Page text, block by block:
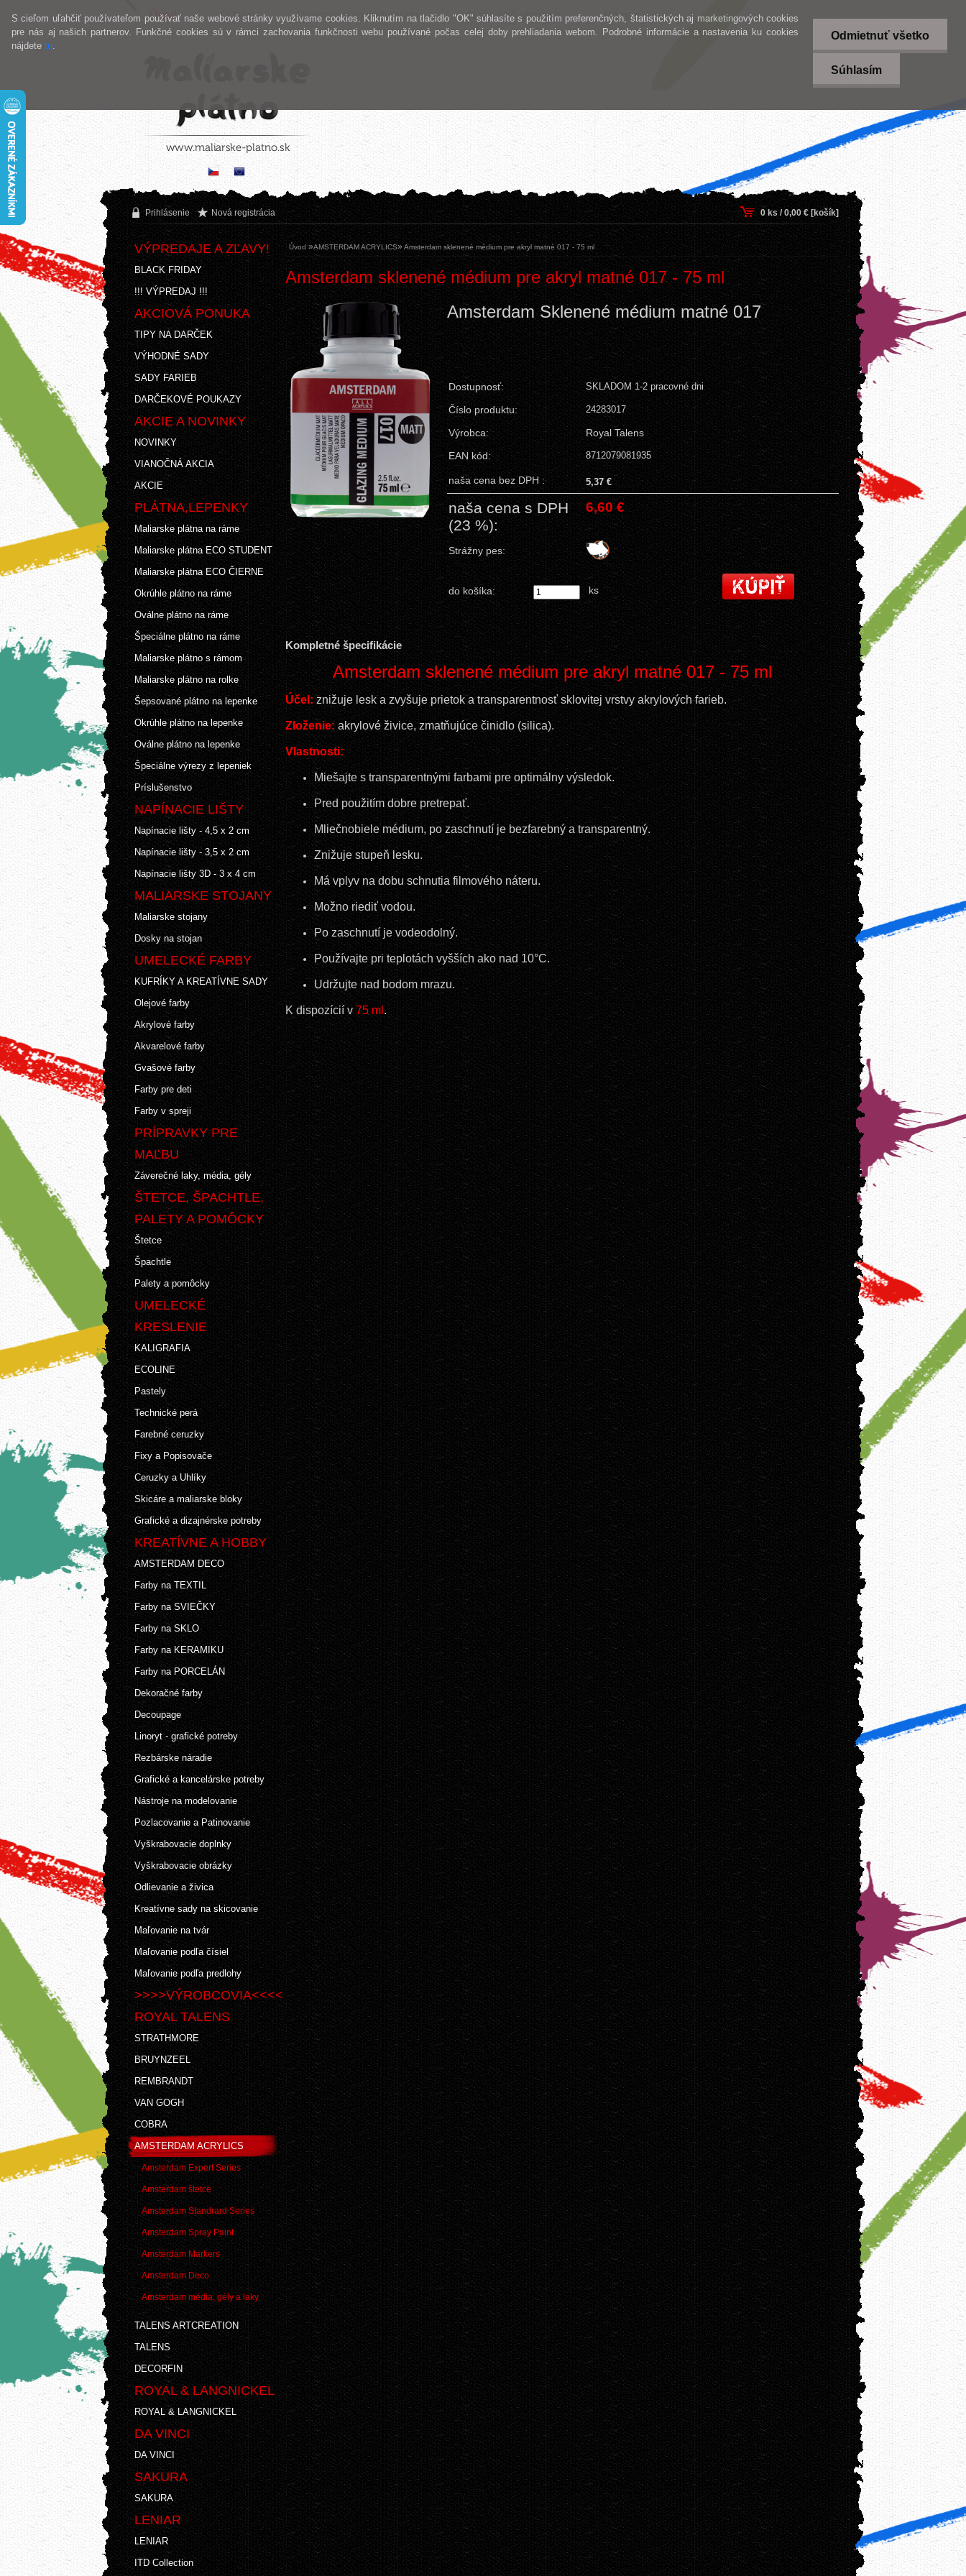
S cieľom uľahčiť používateľom používať naše webové stránky využívame cookies. Kliknutím na tlačidlo "OK" súhlasíte s použitím preferenčných, štatistických aj marketingových cookies
pre nás aj našich partnerov. Funkčné cookies sú v rámci zachovania funkčnosti webu používané počas celej doby prehliadania webom. Podrobné informácie a nastavenia ku cookies
nájdete tu.
Odmietnuť všetko
Súhlasím
Prihlásenie Nová registrácia 0 ks / 0,00 € [košík]
Úvod O Nás Doprava a metódy platby Naša tlač obrazov Pomoc
VÝPREDAJE A ZĽAVY!
BLACK FRIDAY
!!! VÝPREDAJ !!!
AKCIOVÁ PONUKA
TIPY NA DARČEK
VÝHODNÉ SADY
SADY FARIEB
DARČEKOVÉ POUKAZY
AKCIE A NOVINKY
NOVINKY
VIANOČNÁ AKCIA
AKCIE
PLÁTNA,LEPENKY
Maliarske plátna na ráme
Maliarske plátna ECO STUDENT
Maliarske plátna ECO ČIERNE
Okrúhle plátno na ráme
Oválne plátno na ráme
Špeciálne plátno na ráme
Maliarske plátno s rámom
Maliarske plátno na rolke
Šepsované plátno na lepenke
Okrúhle plátno na lepenke
Oválne plátno na lepenke
Špeciálne výrezy z lepeniek
Príslušenstvo
NAPÍNACIE LIŠTY
Napínacie lišty - 4,5 x 2 cm
Napínacie lišty - 3,5 x 2 cm
Napínacie lišty 3D - 3 x 4 cm
MALIARSKE STOJANY
Maliarske stojany
Dosky na stojan
UMELECKÉ FARBY
KUFRÍKY A KREATÍVNE SADY
Olejové farby
Akrylové farby
Akvarelové farby
Gvašové farby
Farby pre deti
Farby v spreji
PRÍPRAVKY PRE
MAĽBU
Záverečné laky, média, gély
ŠTETCE, ŠPACHTLE,
PALETY A POMÔCKY
Štetce
Špachtle
Palety a pomôcky
UMELECKÉ
KRESLENIE
KALIGRAFIA
ECOLINE
Pastely
Technické perá
Farebné ceruzky
Fixy a Popisovače
Ceruzky a Uhlíky
Skicáre a maliarske bloky
Grafické a dizajnérske potreby
KREATÍVNE A HOBBY
AMSTERDAM DECO
Farby na TEXTIL
Farby na SVIEČKY
Farby na SKLO
Farby na KERAMIKU
Farby na PORCELÁN
Dekoračné farby
Decoupage
Linoryt - grafické potreby
Rezbárske náradie
Grafické a kancelárske potreby
Nástroje na modelovanie
Pozlacovanie a Patinovanie
Vyškrabovacie doplnky
Vyškrabovacie obrázky
Odlievanie a živica
Kreatívne sady na skicovanie
Maľovanie na tvár
Maľovanie podľa čísiel
Maľovanie podľa predlohy
>>>>VÝROBCOVIA<<<<
ROYAL TALENS
STRATHMORE
BRUYNZEEL
REMBRANDT
VAN GOGH
COBRA
AMSTERDAM ACRYLICS
Amsterdam Expert Series
Amsterdam štetce
Amsterdam Standrard Series
Amsterdam Spray Paint
Amsterdam Markers
Amsterdam Deco
Amsterdam média, gély a laky
TALENS ARTCREATION
TALENS
DECORFIN
ROYAL & LANGNICKEL
ROYAL & LANGNICKEL
DA VINCI
DA VINCI
SAKURA
SAKURA
LENIAR
LENIAR
ITD Collection
Úvod »AMSTERDAM ACRYLICS» Amsterdam sklenené médium pre akryl matné 017 - 75 ml
Amsterdam sklenené médium pre akryl matné 017 - 75 ml
Amsterdam Sklenené médium matné 017
Dostupnosť: SKLADOM 1-2 pracovné dni
Číslo produktu: 24283017
Výrobca:
Royal Talens
EAN kód:
8712079081935
naša cena bez DPH : 5,37 €
naša cena s DPH
(23 %):
6,60 €
Strážny pes:
do košíka: ks
Kompletné špecifikácie
Amsterdam sklenené médium pre akryl matné 017 - 75 ml
Účel:znižuje lesk a zvyšuje prietok a transparentnosť sklovitej vrstvy akrylových farieb.
Zloženie: akrylové živice, zmatňujúce činidlo (silica).
Vlastnosti:
Miešajte s transparentnými farbami pre optimálny výsledok.
Pred použitím dobre pretrepať.
Mliečnobiele médium, po zaschnutí je bezfarebný a transparentný.
Znižuje stupeň lesku.
Má vplyv na dobu schnutia filmového náteru.
Možno riediť vodou.
Po zaschnutí je vodeodolný.
Používajte pri teplotách vyšších ako nad 10°C.
Udržujte nad bodom mrazu.
K dispozícií v 75 ml .